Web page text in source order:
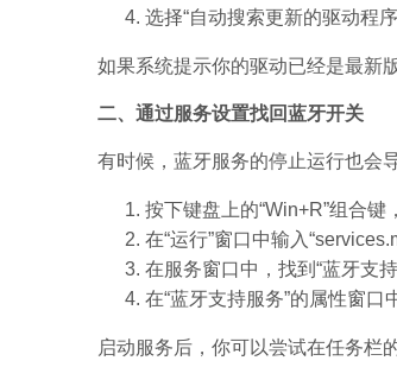
选择“自动搜索更新的驱动程
如果系统提示你的驱动已经是最新
二、通过服务设置找回蓝牙开关
有时候，蓝牙服务的停止运行也会
按下键盘上的“Win+R”组合键
在“运行”窗口中输入
在服务窗口中，找到“蓝牙支
在“蓝牙支持服务”的属性窗口
启动服务后，你可以尝试在任务栏